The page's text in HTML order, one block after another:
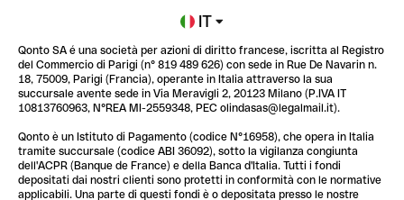
Glossario finanziario
IT
Qonto SA é una società per azioni di diritto francese, iscritta al Registro
del Commercio di Parigi (n° 819 489 626) con sede in Rue De Navarin n.
18, 75009, Parigi (Francia), operante in Italia attraverso la sua
succursale avente sede in Via Meravigli 2, 20123 Milano (P.IVA IT
10813760963, N°REA MI-2559348, PEC olindasas@legalmail.it).
Qonto è un Istituto di Pagamento (codice N°16958), che opera in Italia
tramite succursale (codice ABI 36092), sotto la vigilanza congiunta
dell'ACPR (Banque de France) e della Banca d'Italia. Tutti i fondi
depositati dai nostri clienti sono protetti in conformità con le normative
applicabili. Una parte di questi fondi è o depositata presso le nostre